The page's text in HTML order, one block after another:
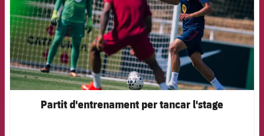
Partit d'entrenament per tancar l'stage